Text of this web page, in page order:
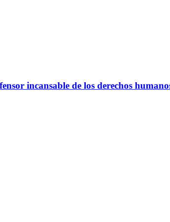
incansable de los derechos